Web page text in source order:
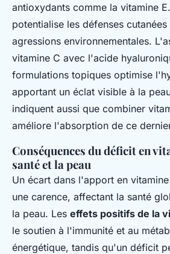
antioxydants comme la vitamine
potentialise les défenses
agressions environnementales.
vitamine C avec l'acide
formulations topiques optimise
apportant un éclat visible à la
indiquent aussi que combiner
améliore l'absorption de ce
Conséquences du déficit en
santé et la peau
Un écart dans l'apport en
une carence, affectant la santé
la peau. Les effets positifs de la
le soutien à l'immunité et au
énergétique, tandis qu'un déficit